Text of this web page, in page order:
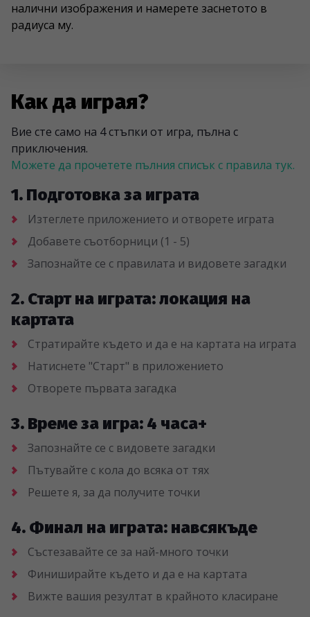
налични изображения и намерете заснетото в
радиуса му.
Как да играя?
Вие сте само на 4 стъпки от игра, пълна с
приключения.
Можете да прочетете пълния списък с правила тук.
1. Подготовка за играта
Изтеглете приложението и отворете играта
Добавете съотборници (1 - 5)
Запознайте се с правилата и видовете загадки
2. Старт на играта: локация на
картата
Стратирайте където и да е на картата на играта
Натиснете "Старт" в приложението
Отворете първата загадка
3. Време за игра: 4 часа+
Запознайте се с видовете загадки
Пътувайте с кола до всяка от тях
Решете я, за да получите точки
4. Финал на играта: навсякъде
Състезавайте се за най-много точки
Финиширайте където и да е на картата
Вижте вашия резултат в крайното класиране